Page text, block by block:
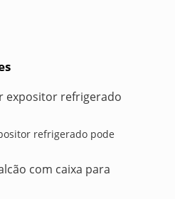
refrigerado pode